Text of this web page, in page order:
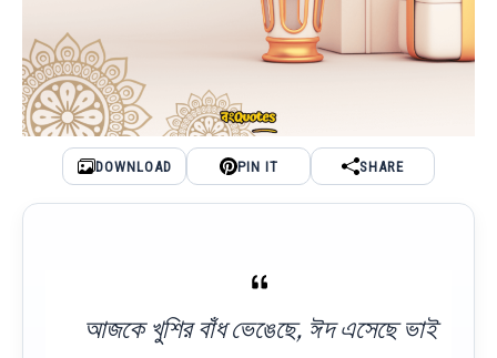
DOWNLOAD PIN IT SHARE
আজকে খুশির বাঁধ ভেঙেছে, ঈদ এসেছে ভাই